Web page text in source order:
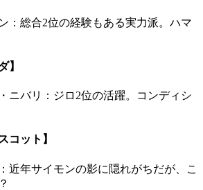
：総合2位の経験もある実力派。ハマ
】
ニバリ：ジロ2位の活躍。コンディシ
コット】
近年サイモンの影に隠れがちだが、こ